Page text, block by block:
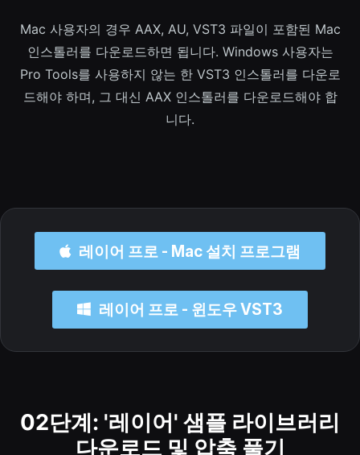
Mac 사용자의 경우 AAX, AU, VST3 파일이 포함된 Mac
인스톨러를 다운로드하면 됩니다. Windows 사용자는
Pro Tools를 사용하지 않는 한 VST3 인스톨러를 다운로
드해야 하며, 그 대신 AAX 인스톨러를 다운로드해야 합
니다.
레이어 프로 - Mac 설치 프로그램
레이어 프로 - 윈도우 VST3
02단계: '레이어' 샘플 라이브러리
다운로드 및 압축 풀기